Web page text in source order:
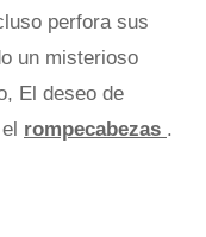
perfora sus
un misterioso
El deseo de
rompecabezas .